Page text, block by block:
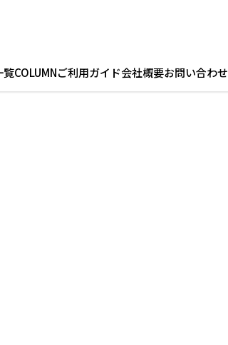
覧COLUMNご利用ガイド会社概要お問い合わせ